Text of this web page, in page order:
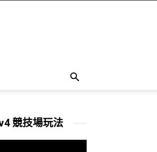
競技場玩法